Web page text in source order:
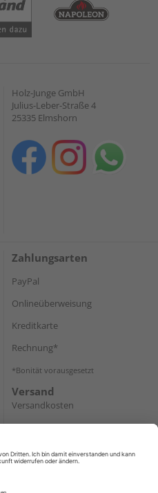
Holz-Junge GmbH
Julius-Leber-Straße 4
25335 Elmshorn
Zahlungsarten
PayPal
Onlineüberweisung
Kreditkarte
Rechnung*
*Bonität vorausgesetzt
Versand
Versandkosten